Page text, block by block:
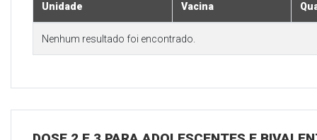
Unidade Vacina
Nenhum resultado foi encontrado.